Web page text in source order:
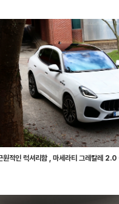
원적인 럭셔리함 , 마세라티 그레칼레 2.0